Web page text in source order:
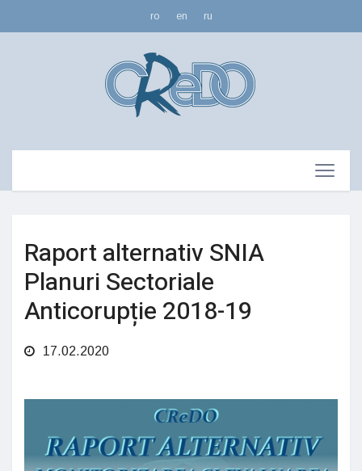
ro en ru
Raport alternativ SNIA
Planuri Sectoriale
Anticorupție 2018-19
17.02.2020